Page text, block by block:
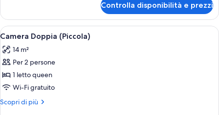
cm
di
larghezza)
Singola
(letto-
140
di
larghezza)
Controlla disponibilità e prezzi
Apri
tutte
le
foto
per
Camera
Doppia
(Piccola)
Un letto rifatto con una coperta
3
Camera Doppia (Piccola)
14 m²
Per 2 persone
1 letto queen
Wi-Fi gratuito
Scopri di più
Altri